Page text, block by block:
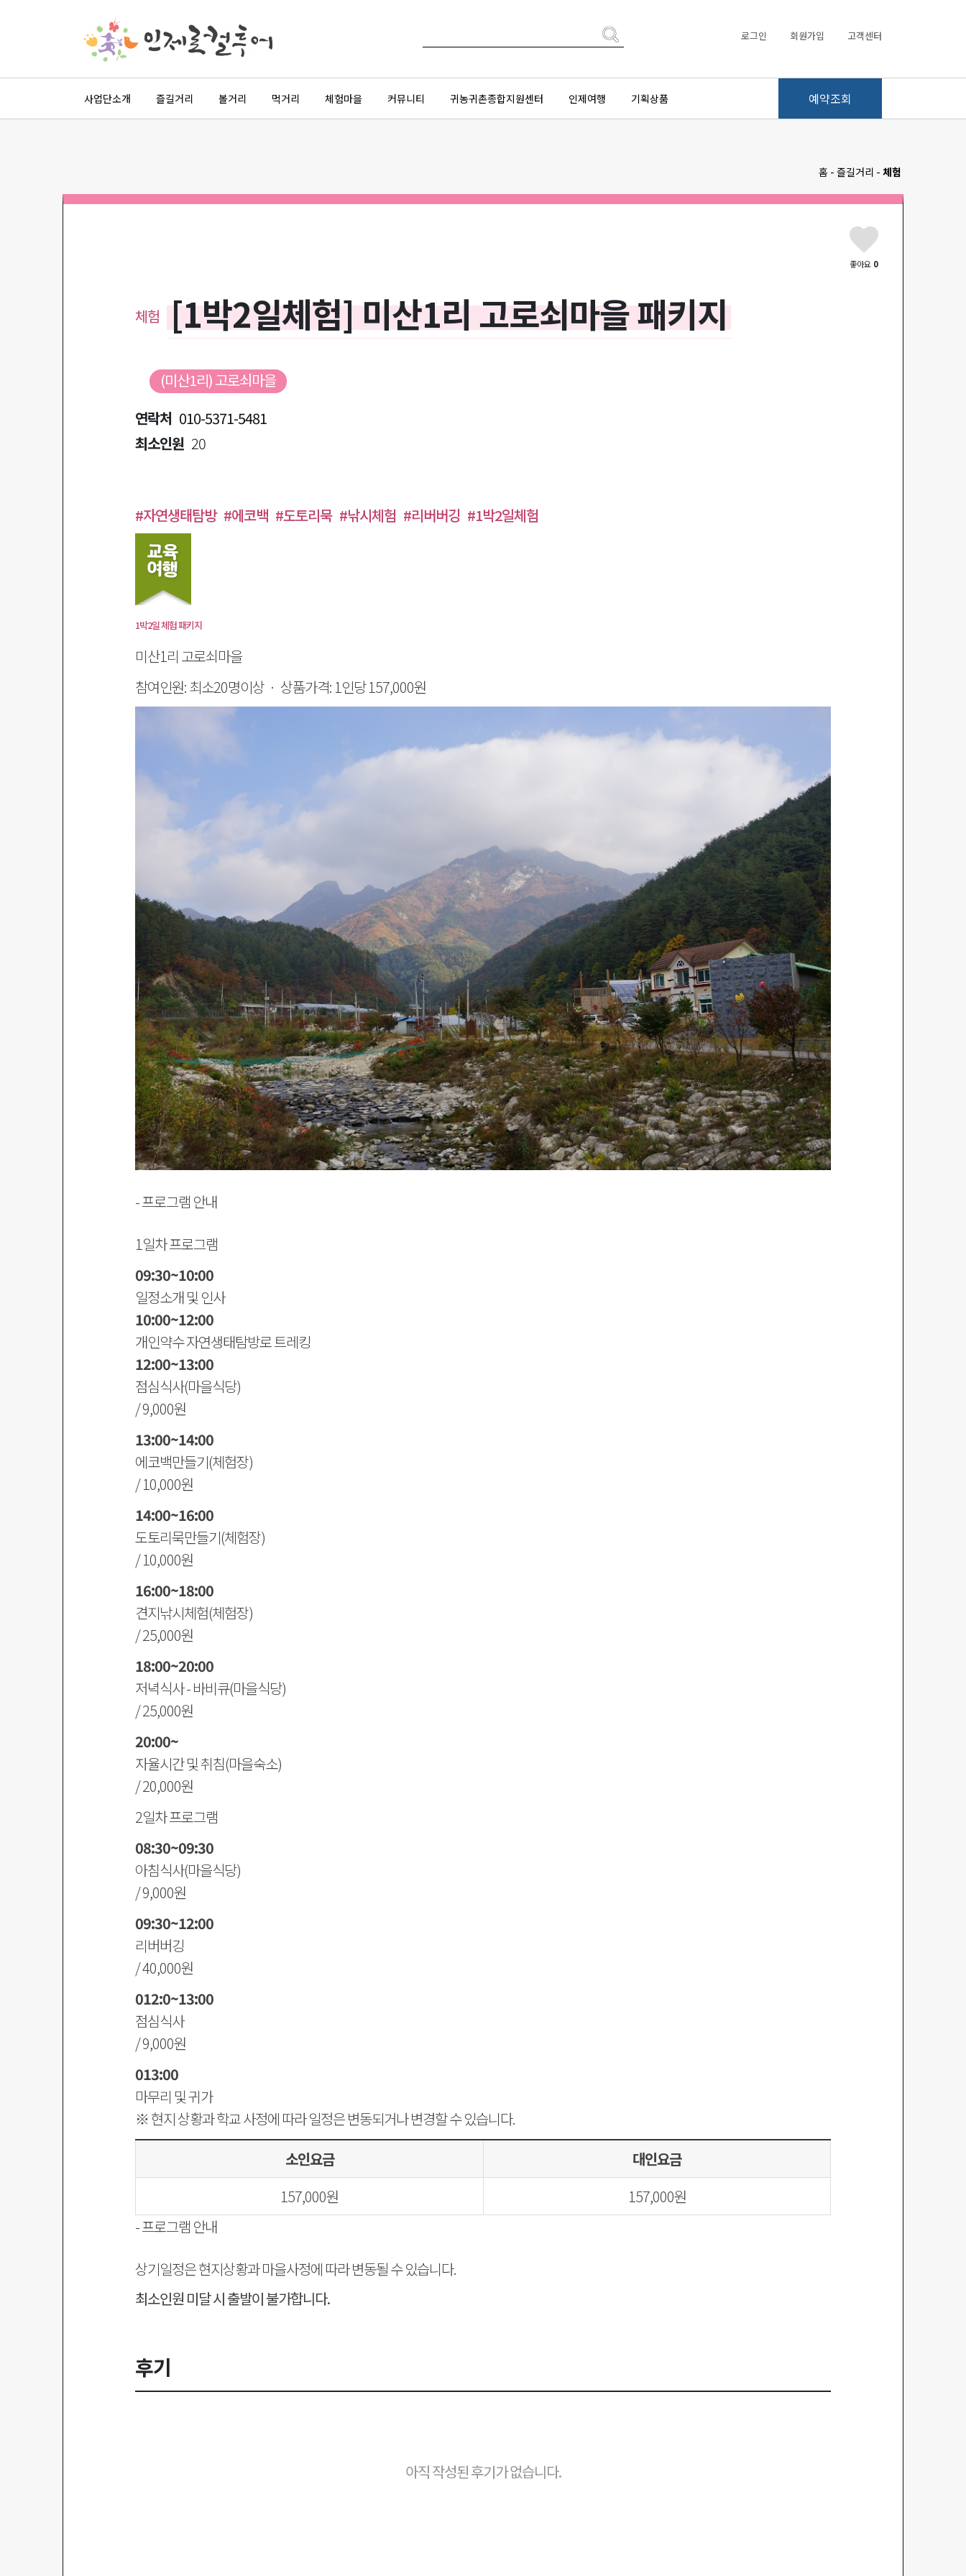
로그인 회원가입 고객센터
사업단소개 즐길거리 볼거리 먹거리 체험마을 커뮤니티 귀농귀촌종합지원센터 인제여행 기획상품 예약조회
홈 - 즐길거리 - 체험
좋아요 0
체험 [1박2일체험] 미산1리 고로쇠마을 패키지
(미산1리) 고로쇠마을
연락처 010-5371-5481
최소인원 20
#자연생태탐방 #에코백 #도토리묵 #낚시체험 #리버버깅 #1박2일체험
1박2일 체험 패키지
미산1리 고로쇠마을
참여인원: 최소20명이상 · 상품가격: 1인당 157,000원
- 프로그램 안내
1일차 프로그램
09:30~10:00
일정소개 및 인사
10:00~12:00
개인약수 자연생태탐방로 트레킹
12:00~13:00
점심식사(마을식당)
/ 9,000원
13:00~14:00
에코백만들기(체험장)
/ 10,000원
14:00~16:00
도토리묵만들기(체험장)
/ 10,000원
16:00~18:00
견지낚시체험(체험장)
/ 25,000원
18:00~20:00
저녁식사 - 바비큐(마을식당)
/ 25,000원
20:00~
자율시간 및 취침(마을숙소)
/ 20,000원
2일차 프로그램
08:30~09:30
아침식사(마을식당)
/ 9,000원
09:30~12:00
리버버깅
/ 40,000원
012:0~13:00
점심식사
/ 9,000원
013:00
마무리 및 귀가
※ 현지 상황과 학교 사정에 따라 일정은 변동되거나 변경할 수 있습니다.
소인요금
대인요금
157,000원
157,000원
- 프로그램 안내
상기일정은 현지상황과 마을사정에 따라 변동될 수 있습니다.
최소인원 미달 시 출발이 불가합니다.
후기
아직 작성된 후기가 없습니다.